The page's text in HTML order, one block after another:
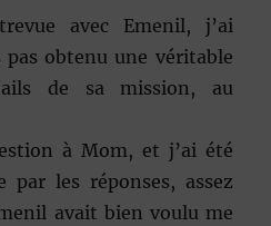
avec Emenil, j’ai
pas obtenu une véritable
de sa mission, au
à Mom, et j’ai été
par les réponses, assez
avait bien voulu me